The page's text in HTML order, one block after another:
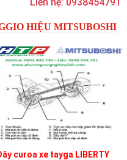
HIỆU MITSUBOSHI
curoa xe tayga LIBERTY